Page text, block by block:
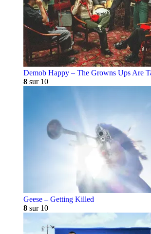
Demob Happy – The Growns Ups Are
8 sur 10
Geese – Getting Killed
8 sur 10